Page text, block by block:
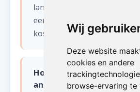
Wij
Deze website
cookies en andere
browse-ervaring te
langs voor een bezichtiging
een eerlijke offerte op
kosten.
Hoe snel kunnen jullie
antiek opkopen in